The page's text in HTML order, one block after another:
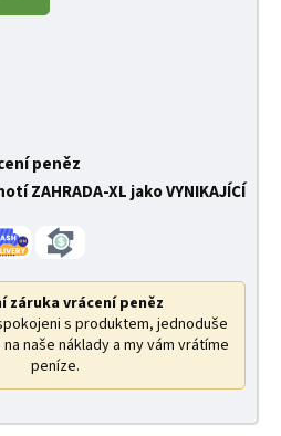
peněz
ZAHRADA-XL jako VYNIKAJÍCÍ
záruka vrácení peněz
s produktem, jednoduše
naše náklady a my vám vrátíme
peníze.